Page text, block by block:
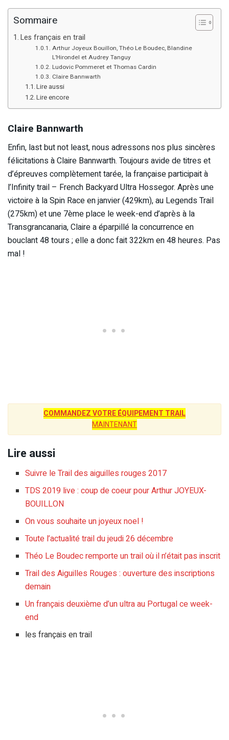
Sommaire
Les français en trail
Arthur Joyeux Bouillon, Théo Le Boudec, Blandine
L’Hirondel et Audrey Tanguy
Ludovic Pommeret et Thomas Cardin
Claire Bannwarth
Lire aussi
Lire encore
Claire Bannwarth
Enfin, last but not least, nous adressons nos plus sincères
félicitations à Claire Bannwarth. Toujours avide de titres et
d’épreuves complètement tarée, la française participait à
l’Infinity trail – French Backyard Ultra Hossegor. Après une
victoire à la Spin Race en janvier (429km), au Legends Trail
(275km) et une 7ème place le week-end d’après à la
Transgrancanaria, Claire a éparpillé la concurrence en
bouclant 48 tours ; elle a donc fait 322km en 48 heures. Pas
mal !
COMMANDEZ VOTRE ÉQUIPEMENT TRAIL
MAINTENANT
Lire aussi
Suivre le Trail des aiguilles rouges 2017
TDS 2019 live : coup de coeur pour Arthur JOYEUX-
BOUILLON
On vous souhaite un joyeux noel !
Toute l’actualité trail du jeudi 26 décembre
Théo Le Boudec remporte un trail où il n’était pas inscrit
Trail des Aiguilles Rouges : ouverture des inscriptions
demain
Un français deuxième d’un ultra au Portugal ce week-
end
les français en trail